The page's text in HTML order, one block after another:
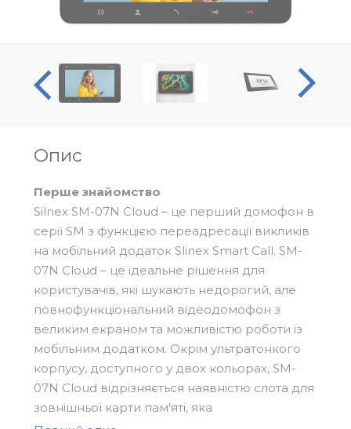
Опис
Перше знайомство
Silnex SM-07N Cloud – це перший домофон в
серії SM з функцією переадресації викликів
на мобільний додаток Slinex Smart Call. SM-
07N Cloud – це ідеальне рішення для
користувачів, які шукають недорогий, але
повнофункціональний відеодомофон з
великим екраном та можливістю роботи із
мобільним додатком. Окрім ультратонкого
корпусу, доступного у двох кольорах, SM-
07N Cloud відрізняється наявністю слота для
зовнішньої карти пам'яті, яка